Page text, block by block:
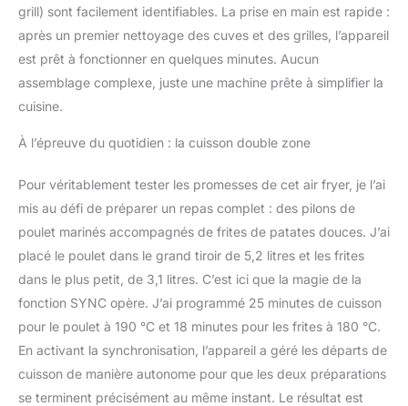
TEMPS ET D'ÉNERGIE:
consomme jusqu'à 70%
cuit jusqu'à 40% plus
rapidement qu'un four
des frites surgelées)
Garantie 2 ans
grill) sont facilement identifiables. La prise en main est rapide :
après un premier nettoyage des cuves et des grilles, l’appareil
est prêt à fonctionner en quelques minutes. Aucun
assemblage complexe, juste une machine prête à simplifier la
cuisine.
À l’épreuve du quotidien : la cuisson double zone
Pour véritablement tester les promesses de cet air fryer, je l’ai
mis au défi de préparer un repas complet : des pilons de
poulet marinés accompagnés de frites de patates douces. J’ai
placé le poulet dans le grand tiroir de 5,2 litres et les frites
dans le plus petit, de 3,1 litres. C’est ici que la magie de la
fonction SYNC opère. J’ai programmé 25 minutes de cuisson
pour le poulet à 190 °C et 18 minutes pour les frites à 180 °C.
En activant la synchronisation, l’appareil a géré les départs de
cuisson de manière autonome pour que les deux préparations
se terminent précisément au même instant. Le résultat est